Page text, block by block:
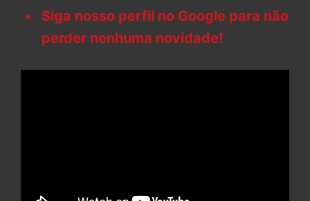
Siga nosso perfil no Google para não
perder nenhuma novidade!